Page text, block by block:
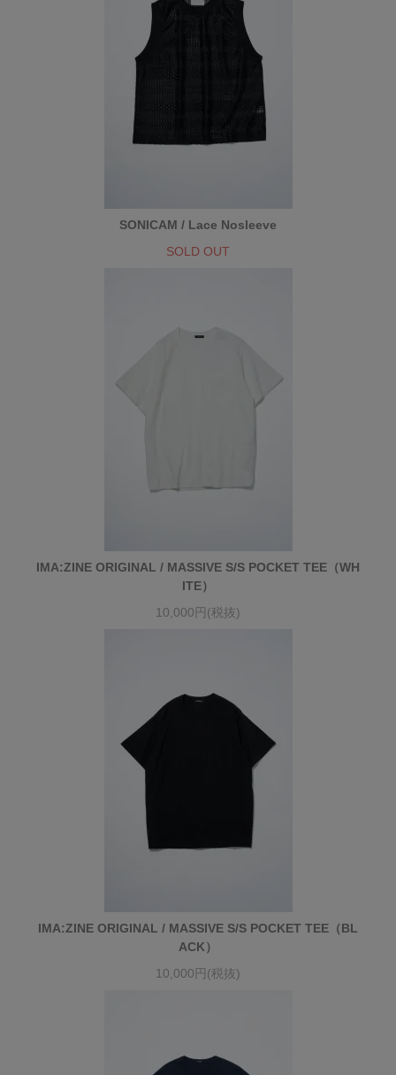
SONICAM / Lace Nosleeve
SOLD OUT
IMA:ZINE ORIGINAL / MASSIVE S/S POCKET TEE（WH
ITE）
10,000円(税抜)
IMA:ZINE ORIGINAL / MASSIVE S/S POCKET TEE（BL
ACK）
10,000円(税抜)